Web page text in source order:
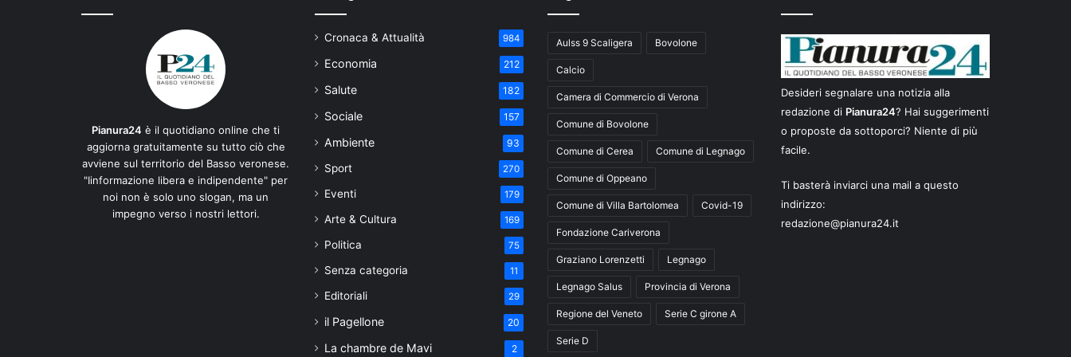
Pianura24 è il quotidiano online che ti
aggiorna gratuitamente su tutto ciò che
avviene sul territorio del Basso veronese.
"Iinformazione libera e indipendente" per
noi non è solo uno slogan, ma un
impegno verso i nostri lettori.
Cronaca & Attualità 984
Economia 212
Salute 182
Sociale 157
Ambiente 93
Sport 270
Eventi 179
Arte & Cultura 169
Politica 75
Senza categoria 11
Editoriali 29
il Pagellone 20
La chambre de Mavi 2
Aulss 9 Scaligera Bovolone
Calcio
Camera di Commercio di Verona
Comune di Bovolone
Comune di Cerea Comune di Legnago
Comune di Oppeano
Comune di Villa Bartolomea Covid-19
Fondazione Cariverona
Graziano Lorenzetti Legnago
Legnago Salus Provincia di Verona
Regione del Veneto Serie C girone A
Serie D
Desideri segnalare una notizia alla
redazione di Pianura24? Hai suggerimenti
o proposte da sottoporci? Niente di più
facile.
Ti basterà inviarci una mail a questo
indirizzo:
redazione@pianura24.it